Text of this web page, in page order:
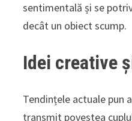
sentimentală și se
decât un obiect scump.
Idei creative
Tendințele actuale pun
transmit povestea